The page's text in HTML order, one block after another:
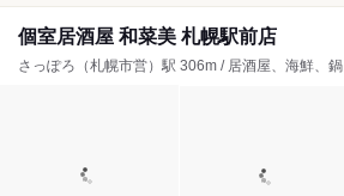
個室居酒屋 和菜美 札幌駅前店
さっぽろ（札幌市営）駅 306m / 居酒屋、海鮮、鍋